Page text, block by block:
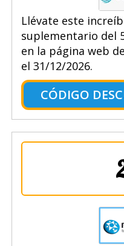
Llévate este
suplementario del
en la página web
el 31/12/2026.
CÓDIGO